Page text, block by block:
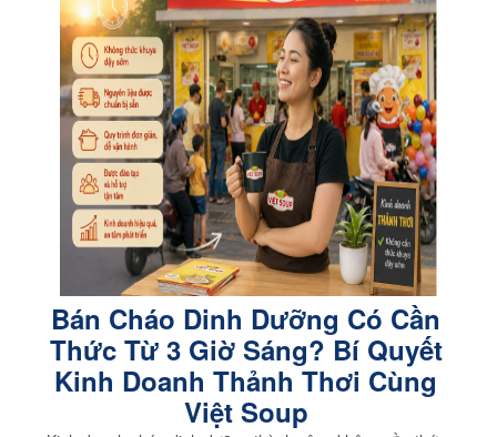
Bán Cháo Dinh Dưỡng Có Cần
Thức Từ 3 Giờ Sáng? Bí Quyết
Kinh Doanh Thảnh Thơi Cùng
Việt Soup